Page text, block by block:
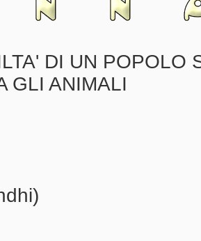
DI UN POPOLO
GLI ANIMALI